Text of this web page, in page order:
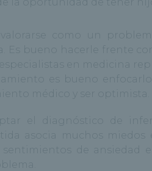
como un
Es bueno hacerle frente
especialistas en medicina
es bueno
médico y ser optimista.
el diagnóstico de
asocia muchos
sentimientos de